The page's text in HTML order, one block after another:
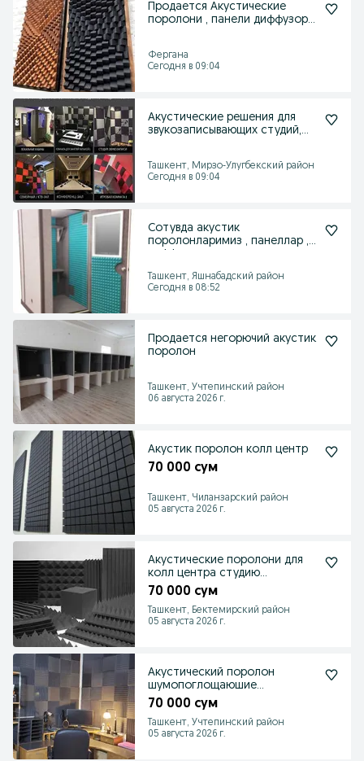
Продается Акустические
поролони , панели диффузори
Фергана
Сегодня в 09:04
Акустические решения для
звукозаписывающих студий,
Ташкент, Мирзо-Улугбекский район
Сегодня в 09:04
Сотувда акустик
поролонларимиз , панеллар ,
Ташкент, Яшнабадский район
Сегодня в 08:52
Продается негорючий акустик
поролон
Ташкент, Учтепинский район
06 августа 2026 г.
Акустик поролон колл центр
70 000 сум
Ташкент, Чиланзарский район
05 августа 2026 г.
Акустические поролони для
колл центра студию
звукопоглошения
70 000 сум
Ташкент, Бектемирский район
05 августа 2026 г.
Акустический поролон
шумопоглощаюшие
материалы
70 000 сум
Ташкент, Учтепинский район
05 августа 2026 г.